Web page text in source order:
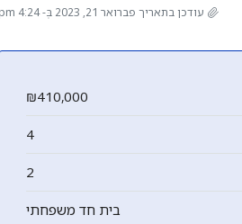
עודכן בתאריך פברואר 21, 2023 בְּ- 4:24 pm
₪410,000
4
2
בית חד משפחתי